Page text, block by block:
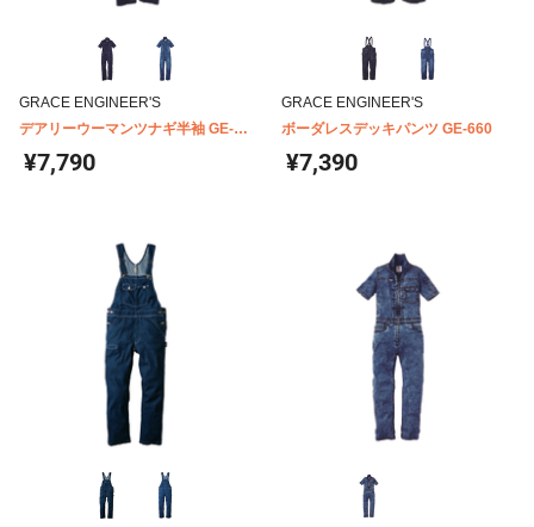
GRACE ENGINEER'S
デアリーウーマンツナギ半袖 GE-
655
¥7,790
GRACE ENGINEER'S
ボーダレスデッキパンツ GE-660
¥7,390